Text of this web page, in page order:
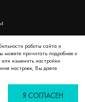
работы сайта и
прочитать подробнее о
или изменить настройки
настроек, Вы даете
Я СОГЛАСЕН